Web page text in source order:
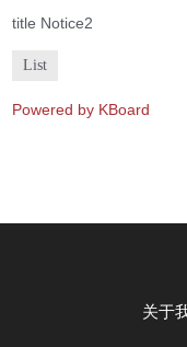
title Notice2
List
Powered by KBoard
关于